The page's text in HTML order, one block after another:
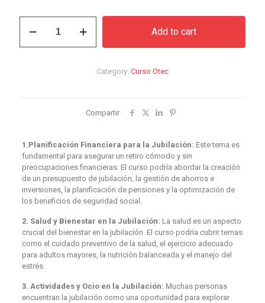
was:
$297.000.
is:
para
Add to cart
Category: Curso Otec
Compartir
1.Planificación Financiera para la Jubilación: Este tema es
fundamental para asegurar un retiro cómodo y sin
preocupaciones financieras. El curso podría abordar la creación
de un presupuesto de jubilación, la gestión de ahorros e
inversiones, la planificación de pensiones y la optimización de
los beneficios de seguridad social.
2. Salud y Bienestar en la Jubilación: La salud es un aspecto
crucial del bienestar en la jubilación. El curso podría cubrir temas
como el cuidado preventivo de la salud, el ejercicio adecuado
para adultos mayores, la nutrición balanceada y el manejo del
estrés.
3. Actividades y Ocio en la Jubilación: Muchas personas
encuentran la jubilación como una oportunidad para explorar